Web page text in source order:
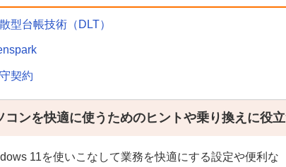
型台帳技術（DLT）
契約
コンを快適に使うためのヒントや乗り換えに役
11を使いこなして業務を快適にする設定や便利な